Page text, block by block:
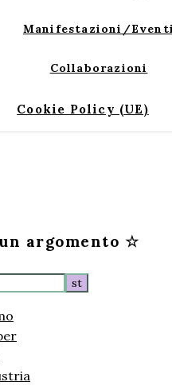
Manifestazioni/Eventi
Collaborazioni
Cookie Policy (UE)
argomento ☆